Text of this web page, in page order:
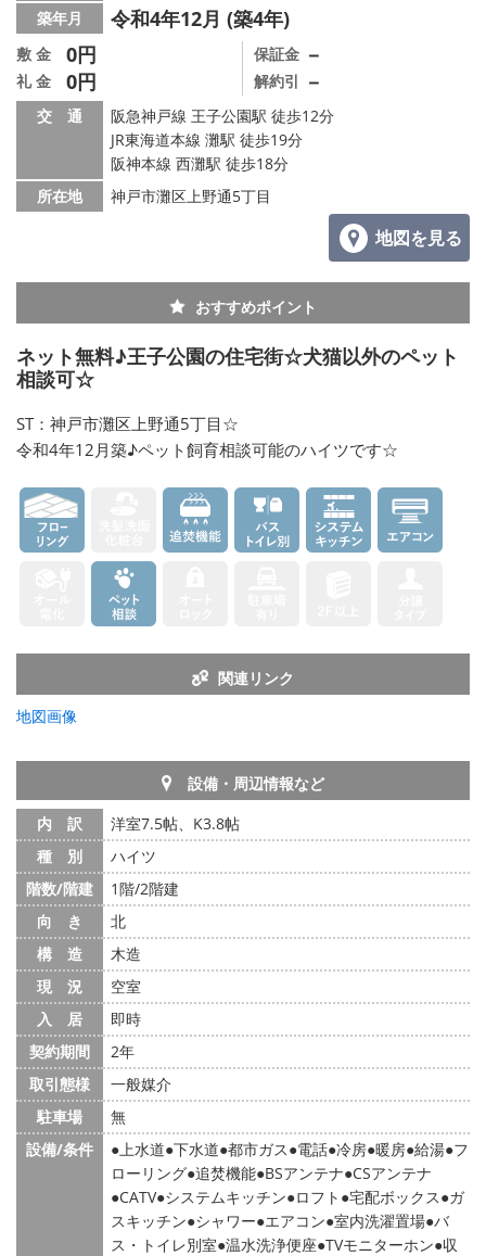
築年月 令和4年12月 (築4年)
敷 金 0円
礼 金 0円
保証金 －
解約引 －
交 通
阪急神戸線 王子公園駅 徒歩12分
JR東海道本線 灘駅 徒歩19分
阪神本線 西灘駅 徒歩18分
所在地
神戸市灘区上野通5丁目
地図を見る
おすすめポイント
ネット無料♪王子公園の住宅街☆犬猫以外のペット
相談可☆
ST：神戸市灘区上野通5丁目☆
令和4年12月築♪ペット飼育相談可能のハイツです☆
関連リンク
地図画像
設備・周辺情報など
内 訳
洋室7.5帖、K3.8帖
種 別
ハイツ
階数/階建
1階/2階建
向 き
北
構 造
木造
現 況
空室
入 居
即時
契約期間
2年
取引態様
一般媒介
駐車場
無
設備/条件
上水道 下水道 都市ガス 電話 冷房 暖房 給湯 フ
ローリング 追焚機能 BSアンテナ CSアンテナ
CATV システムキッチン ロフト 宅配ボックス ガ
スキッチン シャワー エアコン 室内洗濯置場 バ
ス・トイレ別室 温水洗浄便座 TVモニターホン 収